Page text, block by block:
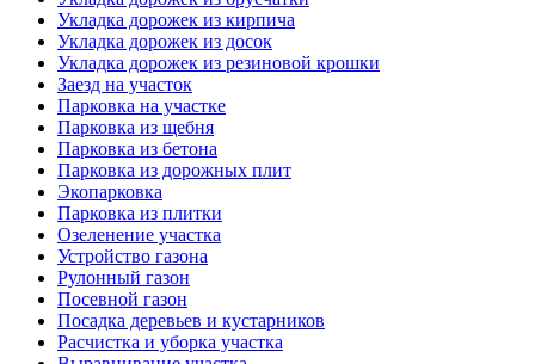
Укладка дорожек из кирпича
Укладка дорожек из досок
Укладка дорожек из резиновой крошки
Заезд на участок
Парковка на участке
Парковка из щебня
Парковка из бетона
Парковка из дорожных плит
Экопарковка
Парковка из плитки
Озеленение участка
Устройство газона
Рулонный газон
Посевной газон
Посадка деревьев и кустарников
Расчистка и уборка участка